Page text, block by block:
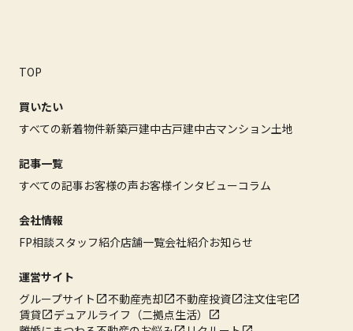
TOP
買いたい
すべての新着物件新築戸建中古戸建中古マンション土地
記事一覧
すべての記事お客様の声お客様インタビューコラム
会社情報
FP相談スタッフ紹介店舗一覧会社紹介お知らせ
運営サイト
グループサイト
不動産売却 不動産投資
注文住宅
賃貸
デュアルライフ（二拠点生活）